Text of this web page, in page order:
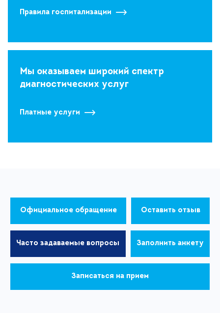
Правила госпитализации
Мы оказываем широкий спектр
диагностических услуг
Платные услуги
Официальное обращение Оставить отзыв
Часто задаваемые вопросы Заполнить анкету
Записаться на прием